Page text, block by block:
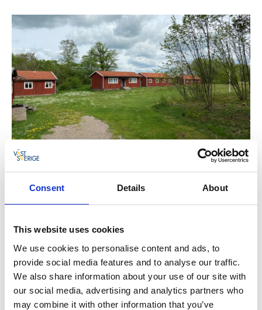
Consent Details About
This website uses cookies
We use cookies to personalise content and ads, to
provide social media features and to analyse our traffic.
We also share information about your use of our site with
our social media, advertising and analytics partners who
may combine it with other information that you’ve